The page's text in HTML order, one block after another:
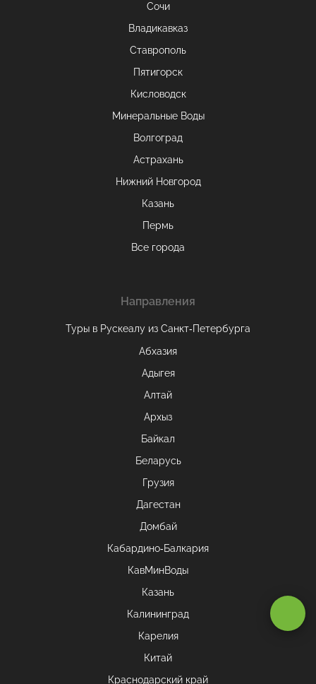
Сочи
Владикавказ
Ставрополь
Пятигорск
Кисловодск
Минеральные Воды
Волгоград
Астрахань
Нижний Новгород
Казань
Пермь
Все города
Направления
Туры в Рускеалу из Санкт‑Петербурга
Абхазия
Адыгея
Алтай
Архыз
Байкал
Беларусь
Грузия
Дагестан
Домбай
Кабардино-Балкария
КавМинВоды
Казань
Калининград
Карелия
Китай
Краснодарский край
Принимаю